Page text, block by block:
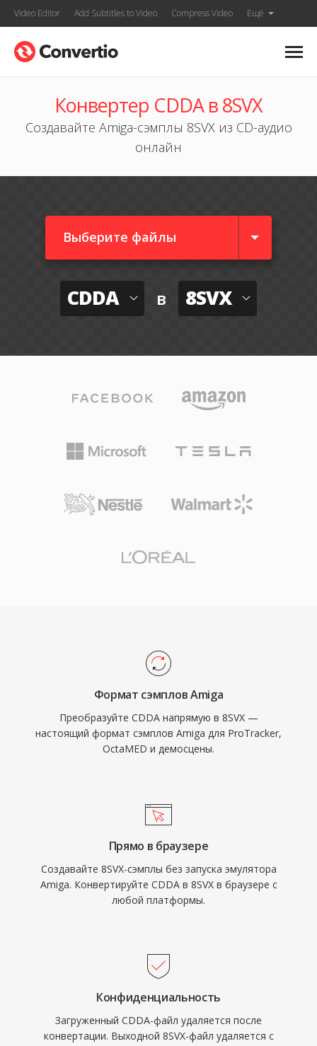
Video Editor Add Subtitles to Video Compress Video Ещё
Конвертер CDDA в 8SVX
Создавайте Amiga-сэмплы 8SVX из CD-аудио
онлайн
Выберите файлы
CDDA в 8SVX
Формат сэмплов Amiga
Преобразуйте CDDA напрямую в 8SVX —
настоящий формат сэмплов Amiga для ProTracker,
OctaMED и демосцены.
Прямо в браузере
Создавайте 8SVX-сэмплы без запуска эмулятора
Amiga. Конвертируйте CDDA в 8SVX в браузере с
любой платформы.
Конфиденциальность
Загруженный CDDA-файл удаляется после
конвертации. Выходной 8SVX-файл удаляется с